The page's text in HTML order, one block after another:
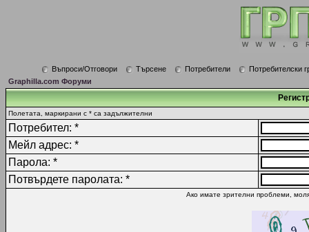
Въпроси/Отговори Търсене Потребители
Потребителски
Graphilla.com Форуми
Полетата, маркирани с * са задължителни
Потребител: *
Мейл адрес: *
Парола: *
Потвърдете паролата: *
Ако имате зрителни проблеми,